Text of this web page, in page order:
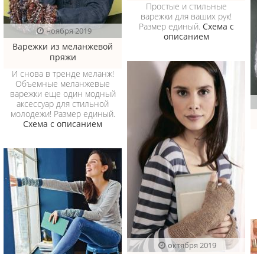
ноября 2019
Варежки из меланжевой
пряжи
И снова в тренде меланж!
Объемные меланжевые
варежки еще один модный
аксессуар для стильной
молодежи! Размер единый.
Схема с описанием
Простые и стильные
варежки для ваших рук!
Размер единый. Схема с
описанием
октября 2019